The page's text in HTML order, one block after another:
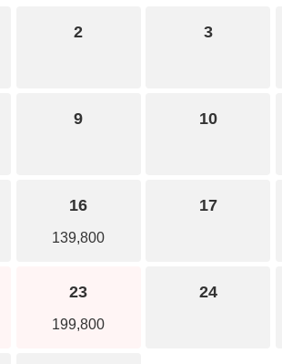
2 3
9 10
16
139,800
17
23
199,800
24